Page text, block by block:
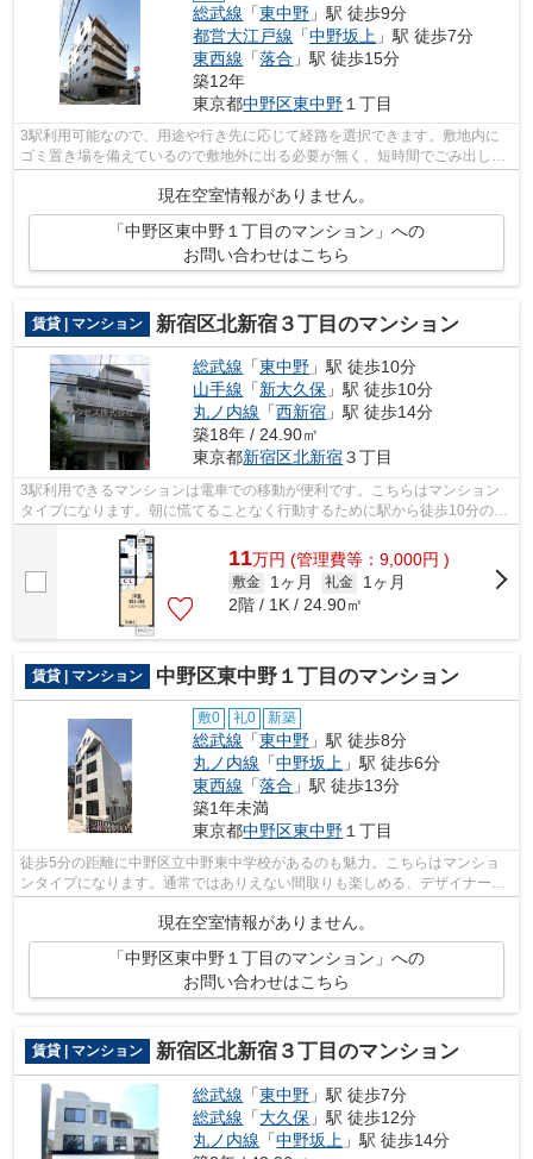
総武線 「東中野 」駅 徒歩9分
都営大江戸線 「中野坂上 」駅 徒歩7分
東西線 「落合 」駅 徒歩15分
築12年
東京都中野区東中野 １丁目
3駅利用可能なので、用途や行き先に応じて経路を選択できます。敷地内に
ゴミ置き場を備えているので敷地外に出る必要が無く、短時間でごみ出しを
終えられます。クレジットカードで初期...
現在空室情報がありません。
「中野区東中野１丁目のマンション」への
お問い合わせはこちら
賃貸 | マンション 新宿区北新宿３丁目のマンション
総武線 「東中野 」駅 徒歩10分
山手線 「新大久保 」駅 徒歩10分
丸ノ内線 「西新宿 」駅 徒歩14分
築18年 / 24.90㎡
東京都新宿区北新宿３丁目
3駅利用できるマンションは電車での移動が便利です。こちらはマンション
タイプになります。朝に慌てることなく行動するために駅から徒歩10分の駅
近マンションはいかがでしょうか。初期...
11万円 (管理費等：9,000円 )
敷金 1ヶ月 礼金
1ヶ月
2階 / 1K / 24.90㎡
賃貸 | マンション 中野区東中野１丁目のマンション
敷0 礼0 新築
総武線 「東中野 」駅 徒歩8分
丸ノ内線 「中野坂上 」駅 徒歩6分
東西線 「落合 」駅 徒歩13分
築1年未満
東京都中野区東中野１丁目
徒歩5分の距離に中野区立中野東中学校があるのも魅力。こちらはマンショ
ンタイプになります。通常ではありえない間取りも楽しめる、デザイナーズ
現在空室情報がありません。
「中野区東中野１丁目のマンション」への
お問い合わせはこちら
賃貸 | マンション 新宿区北新宿３丁目のマンション
総武線 「東中野 」駅 徒歩7分
総武線 「大久保 」駅 徒歩12分
丸ノ内線 「中野坂上 」駅 徒歩14分